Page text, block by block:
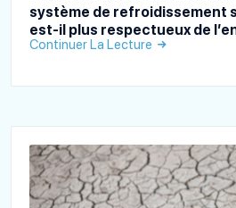
système de refroidissement
est-il plus respectueux de
Continuer La Lecture